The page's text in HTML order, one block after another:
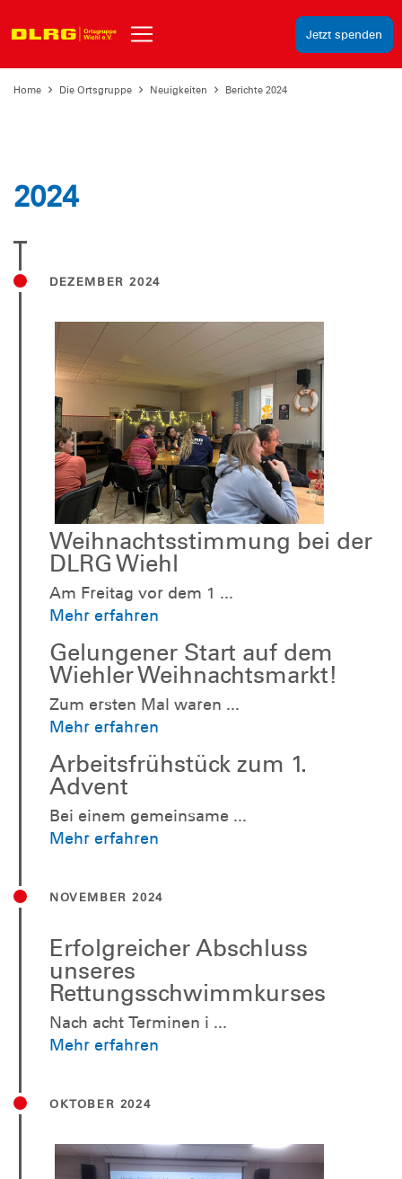
Jetzt spenden
Home Die Ortsgruppe Neuigkeiten Berichte 2024
2024
DEZEMBER 2024
Weihnachtsstimmung bei der
DLRG Wiehl
Am Freitag vor dem 1 ...
Mehr erfahren
Gelungener Start auf dem
Wiehler Weihnachtsmarkt!
Zum ersten Mal waren ...
Mehr erfahren
Arbeitsfrühstück zum 1.
Advent
Bei einem gemeinsame ...
Mehr erfahren
NOVEMBER 2024
Erfolgreicher Abschluss
unseres
Rettungsschwimmkurses
Nach acht Terminen i ...
Mehr erfahren
OKTOBER 2024